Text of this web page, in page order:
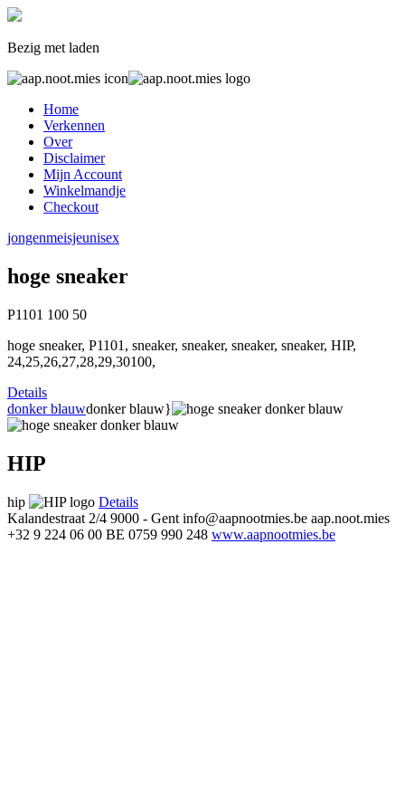
Bezig met laden
Home
Verkennen
Over
Disclaimer
Mijn Account
Winkelmandje
Checkout
jongenmeisjeunisex
hoge sneaker
P1101 100 50
hoge sneaker, P1101, sneaker, sneaker, sneaker, sneaker, HIP,
24,25,26,27,28,29,30100,
Details
donker blauwdonker blauw}
HIP
hip
Details
Kalandestraat 2/4 9000 - Gent info@aapnootmies.be aap.noot.mies
+32 9 224 06 00 BE 0759 990 248 www.aapnootmies.be